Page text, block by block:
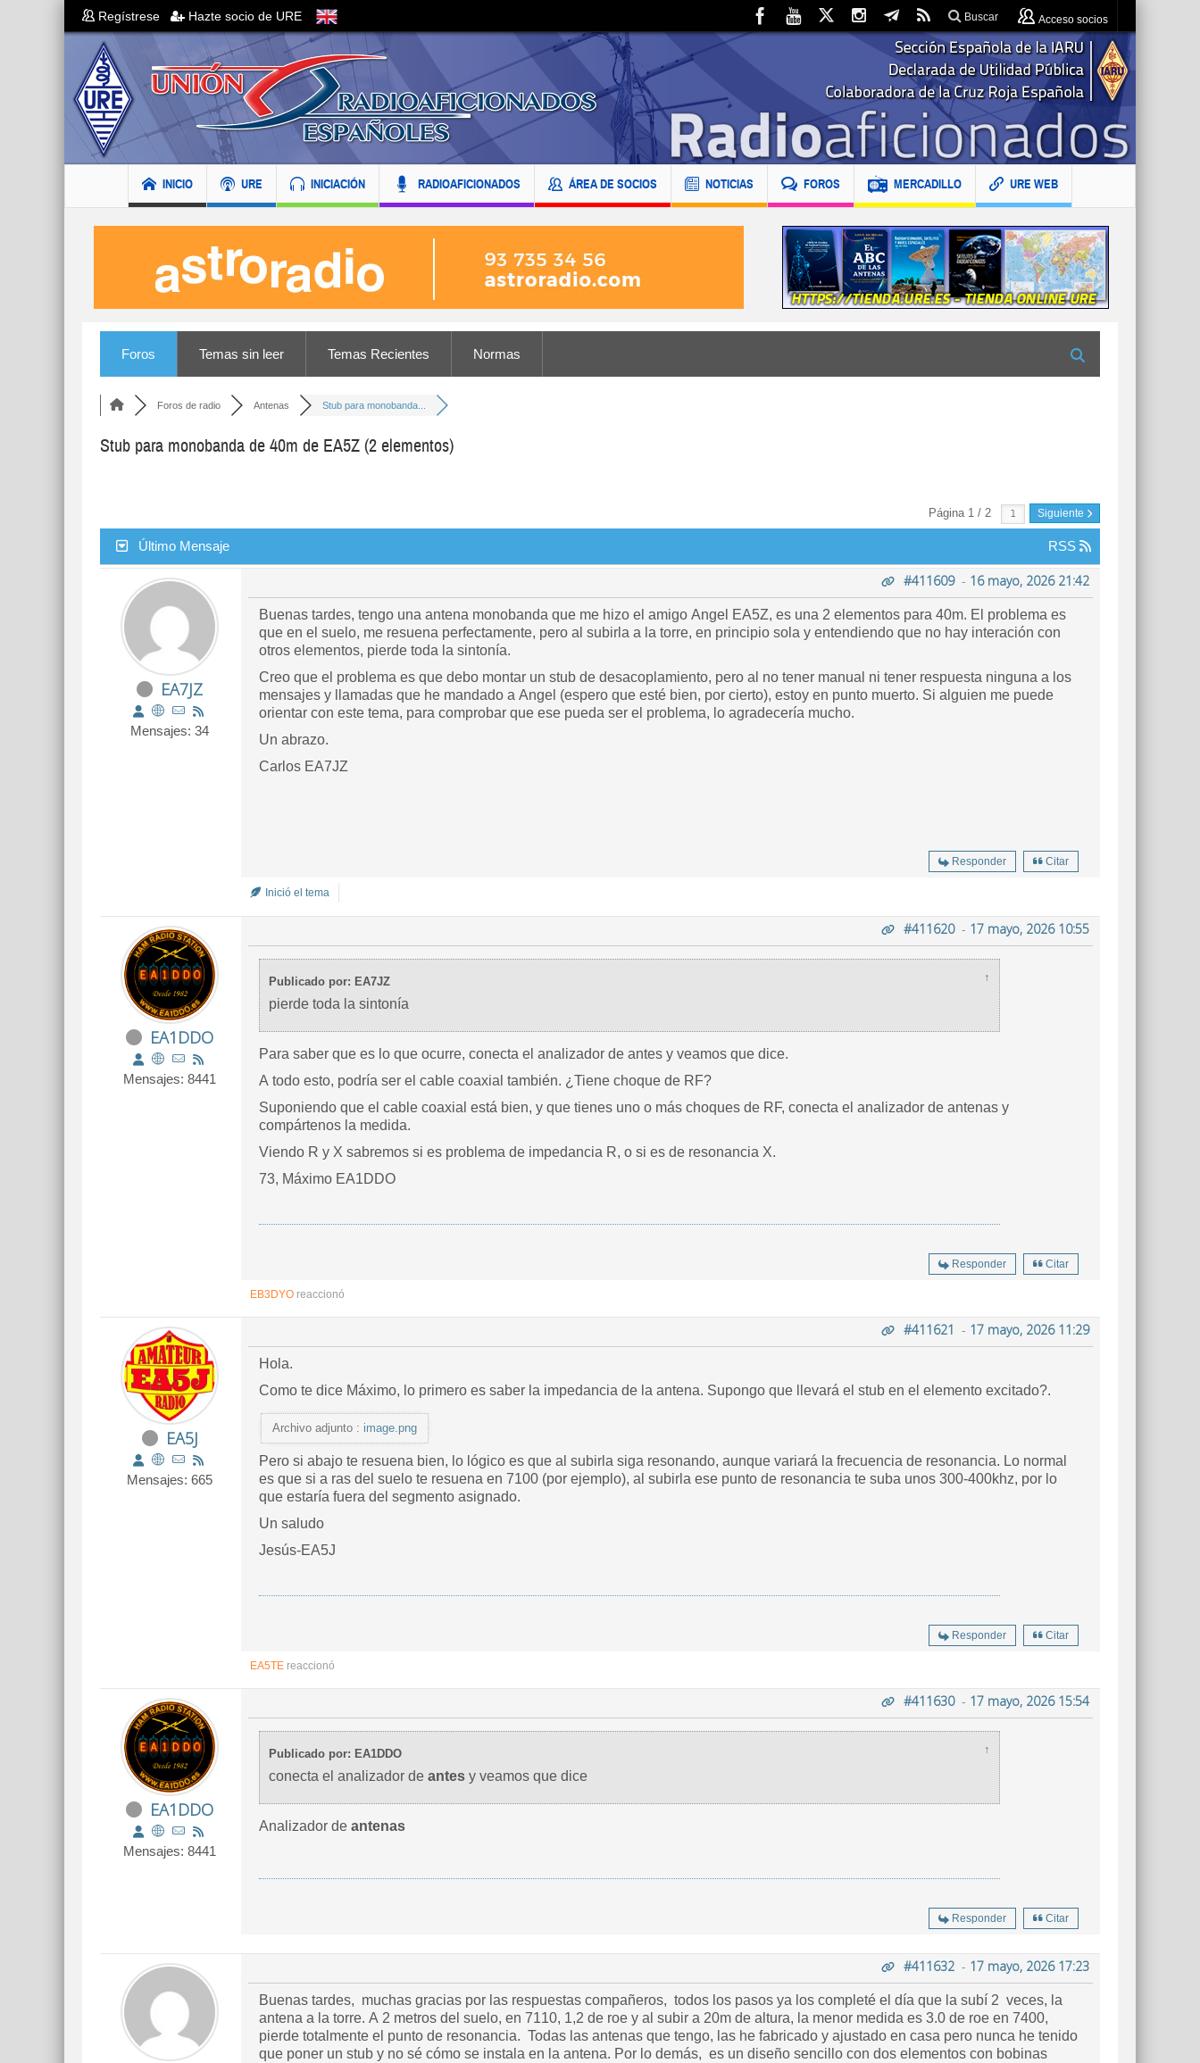
Regístrese Hazte socio de URE Buscar Acceso socios
INICIO URE INICIACIÓN RADIOAFICIONADOS ÁREA DE SOCIOS NOTICIAS FOROS MERCADILLO URE WEB
Foros Temas sin leer Temas Recientes Normas
Foros de radio Antenas Stub para monobanda...
Stub para monobanda de 40m de EA5Z (2 elementos)
Página 1 / 2 Siguiente
Último Mensaje RSS
EA7JZ
Mensajes: 34
#411609- 16 mayo, 2026 21:42
Buenas tardes, tengo una antena monobanda que me hizo el amigo Angel EA5Z, es una 2 elementos para 40m. El problema es
que en el suelo, me resuena perfectamente, pero al subirla a la torre, en principio sola y entendiendo que no hay interación con
otros elementos, pierde toda la sintonía.
Creo que el problema es que debo montar un stub de desacoplamiento, pero al no tener manual ni tener respuesta ninguna a los
mensajes y llamadas que he mandado a Angel (espero que esté bien, por cierto), estoy en punto muerto. Si alguien me puede
orientar con este tema, para comprobar que ese pueda ser el problema, lo agradecería mucho.
Un abrazo.
Carlos EA7JZ
Responder Citar
Inició el tema
EA1DDO
Mensajes: 8441
#411620- 17 mayo, 2026 10:55
Publicado por: EA7JZ ↑
pierde toda la sintonía
Para saber que es lo que ocurre, conecta el analizador de antes y veamos que dice.
A todo esto, podría ser el cable coaxial también. ¿Tiene choque de RF?
Suponiendo que el cable coaxial está bien, y que tienes uno o más choques de RF, conecta el analizador de antenas y
compártenos la medida.
Viendo R y X sabremos si es problema de impedancia R, o si es de resonancia X.
73, Máximo EA1DDO
Responder Citar
EB3DYO reaccionó
EA5J
Mensajes: 665
#411621 - 17 mayo, 2026 11:29
Hola.
Como te dice Máximo, lo primero es saber la impedancia de la antena. Supongo que llevará el stub en el elemento excitado?.
Archivo adjunto : image.png
Pero si abajo te resuena bien, lo lógico es que al subirla siga resonando, aunque variará la frecuencia de resonancia. Lo normal
es que si a ras del suelo te resuena en 7100 (por ejemplo), al subirla ese punto de resonancia te suba unos 300-400khz, por lo
que estaría fuera del segmento asignado.
Un saludo
Jesús-EA5J
Responder Citar
EA5TE reaccionó
EA1DDO
Mensajes: 8441
#411630- 17 mayo, 2026 15:54
Publicado por: EA1DDO ↑
conecta el analizador de antes y veamos que dice
Analizador de antenas
Responder Citar
#411632 - 17 mayo, 2026 17:23
Buenas tardes, muchas gracias por las respuestas compañeros, todos los pasos ya los completé el día que la subí 2 veces, la
antena a la torre. A 2 metros del suelo, en 7110, 1,2 de roe y al subir a 20m de altura, la menor medida es 3.0 de roe en 7400,
pierde totalmente el punto de resonancia. Todas las antenas que tengo, las he fabricado y ajustado en casa pero nunca he tenido
que poner un stub y no sé cómo se instala en la antena. Por lo demás, es un diseño sencillo con dos elementos con bobinas